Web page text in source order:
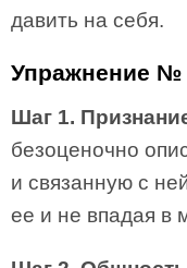
давить на себя.
Упражнение №
Шаг 1.
безоценочно
и связанную с
ее и не впадая в